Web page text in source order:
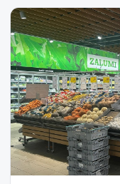
необходимого
основан прогноз